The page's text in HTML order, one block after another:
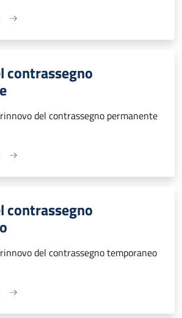
contrassegno
del contrassegno permanente
contrassegno
del contrassegno temporaneo